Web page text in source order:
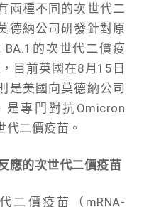
兩種不同的次世代二
德納公司研發針對原
的次世代二價疫
目前英國在8月15日
是美國向莫德納公司
是專門對抗Omicron
代二價疫苗。
應的次世代二價疫苗
二價疫苗（mRNA-